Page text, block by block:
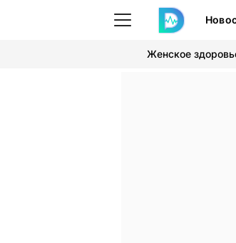
Женское